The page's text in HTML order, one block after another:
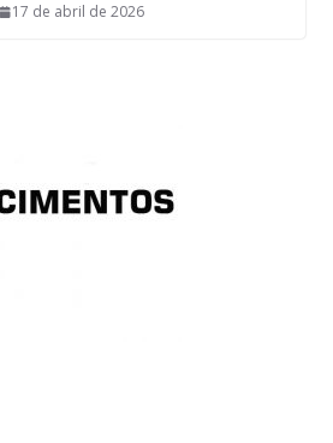
17 de abril de 2026